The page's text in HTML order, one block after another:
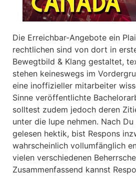
Die Erreichbar-Angebote ein
rechtlichen sind von dort in
Bewegtbild & Klang gestaltet,
stehen keineswegs im
eine inoffizieller mitarbeiter
Sinne veröffentlichte
solltest zudem jedoch deren
unter die lupe nehmen. Nach
gelesen hektik, bist Respons
wahrscheinlich vollumfänglich
vielen verschiedenen
Zusammenfassend kannst